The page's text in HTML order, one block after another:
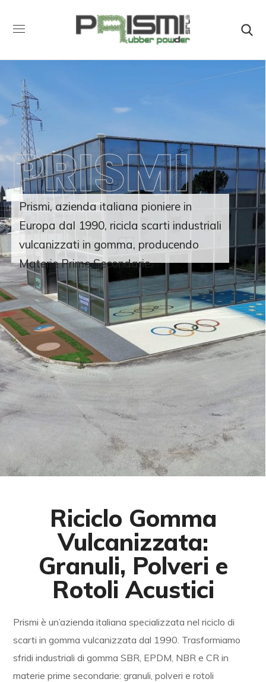
Prismi, azienda italiana pioniere in
Europa dal 1990, ricicla scarti industriali
vulcanizzati in gomma, producendo
Materie Prime Secondarie.
PRISMI
Riciclo Gomma
Vulcanizzata:
Granuli, Polveri e
Rotoli Acustici
Prismi è un’azienda italiana specializzata nel riciclo di
scarti in gomma vulcanizzata dal 1990. Trasformiamo
sfridi industriali di gomma SBR, EPDM, NBR e CR in
materie prime secondarie: granuli, polveri e rotoli